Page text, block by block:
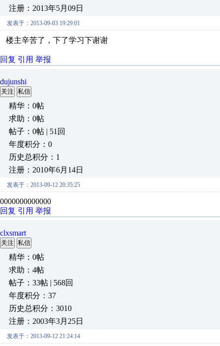
注册：2013年5月09日
发表于：2013-09-03 19:29:01
楼主辛苦了，下了学习下谢谢
回复 引用 举报
dujunshi
关注 私信
精华：0帖
求助：0帖
帖子：0帖 | 51回
年度积分：0
历史总积分：1
注册：2010年6月14日
发表于：2013-09-12 20:35:25
0000000000000
回复 引用 举报
clxsmart
关注 私信
精华：0帖
求助：4帖
帖子：33帖 | 568回
年度积分：37
历史总积分：3010
注册：2003年3月25日
发表于：2013-09-12 21:24:14